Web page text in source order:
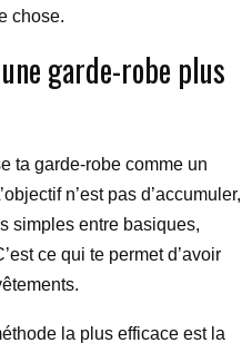
chose.
garde-robe plus
ta garde-robe comme un
n’est pas d’accumuler,
simples entre basiques,
ce qui te permet d’avoir
la plus efficace est la